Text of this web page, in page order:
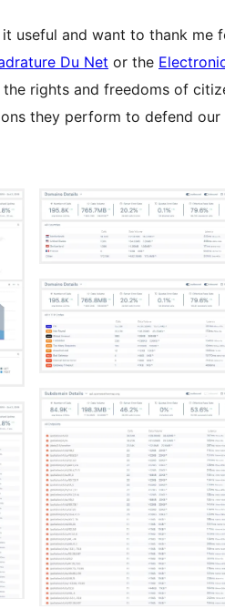
useful and want to thank me
Du Net or the
rights and freedoms of
they perform to defend our